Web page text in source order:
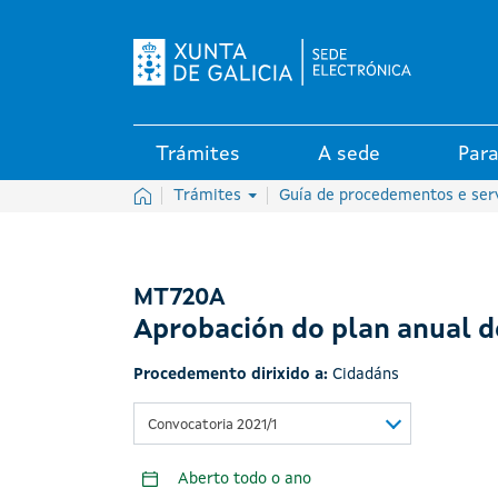
Trámites A sede
InicioTrámites Guía de procedementos e
MT720A
Aprobación do plan anual
Procedemento dirixido a: Cidadáns
Convocatoria 2021/1
Aberto todo o ano